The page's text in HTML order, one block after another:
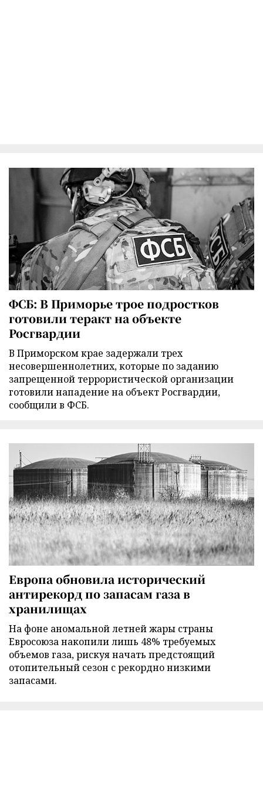
ФСБ: В Приморье трое подростков
готовили теракт на объекте
Росгвардии
В Приморском крае задержали трех
несовершеннолетних, которые по заданию
запрещенной террористической организации
готовили нападение на объект Росгвардии,
сообщили в ФСБ.
Европа обновила исторический
антирекорд по запасам газа в
хранилищах
На фоне аномальной летней жары страны
Евросоюза накопили лишь 48% требуемых
объемов газа, рискуя начать предстоящий
отопительный сезон с рекордно низкими
запасами.